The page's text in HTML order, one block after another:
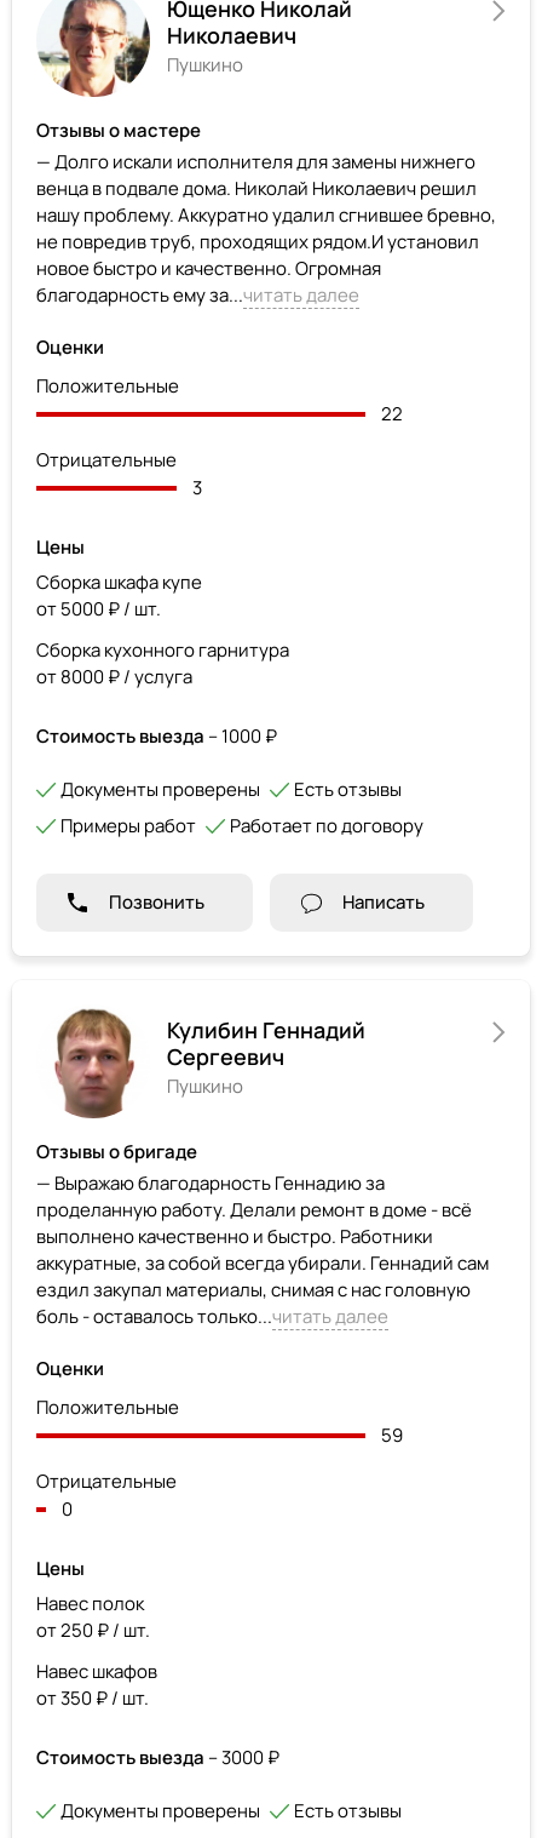
Ющенко Николай
Николаевич
Пушкино
Отзывы о мастере
— Долго искали исполнителя для замены нижнего
венца в подвале дома. Николай Николаевич решил
нашу проблему. Аккуратно удалил сгнившее бревно,
не повредив труб, проходящих рядом.И установил
новое быстро и качественно. Огромная
благодарность ему за...читать далее
Оценки
Положительные
22
Отрицательные
3
Цены
Сборка шкафа купе
от 5000 ₽ / шт.
Сборка кухонного гарнитура
от 8000 ₽ / услуга
Стоимость выезда – 1000 ₽
Документы проверены
Есть отзывы
Примеры работ
Работает по договору
Позвонить Написать
Кулибин Геннадий
Сергеевич
Пушкино
Отзывы о бригаде
— Выражаю благодарность Геннадию за
проделанную работу. Делали ремонт в доме - всё
выполнено качественно и быстро. Работники
аккуратные, за собой всегда убирали. Геннадий сам
ездил закупал материалы, снимая с нас головную
боль - оставалось только...читать далее
Оценки
Положительные
59
Отрицательные
0
Цены
Навес полок
от 250 ₽ / шт.
Навес шкафов
от 350 ₽ / шт.
Стоимость выезда – 3000 ₽
Документы проверены
Есть отзывы